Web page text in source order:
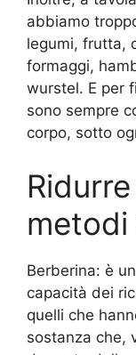
abbiamo
legumi, frutta,
formaggi,
wurstel. E per
sono sempre
corpo, sotto
Berberina: è
capacità dei
quelli che
sostanza che,